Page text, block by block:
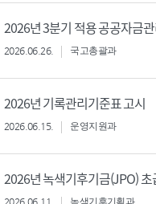
2026년 3분기 적용 공공자금
2026.06.26. 국고총괄과
2026년 기록관리기준표 고시
2026.06.15. 운영지원과
2026년 녹색기후기금(JPO)